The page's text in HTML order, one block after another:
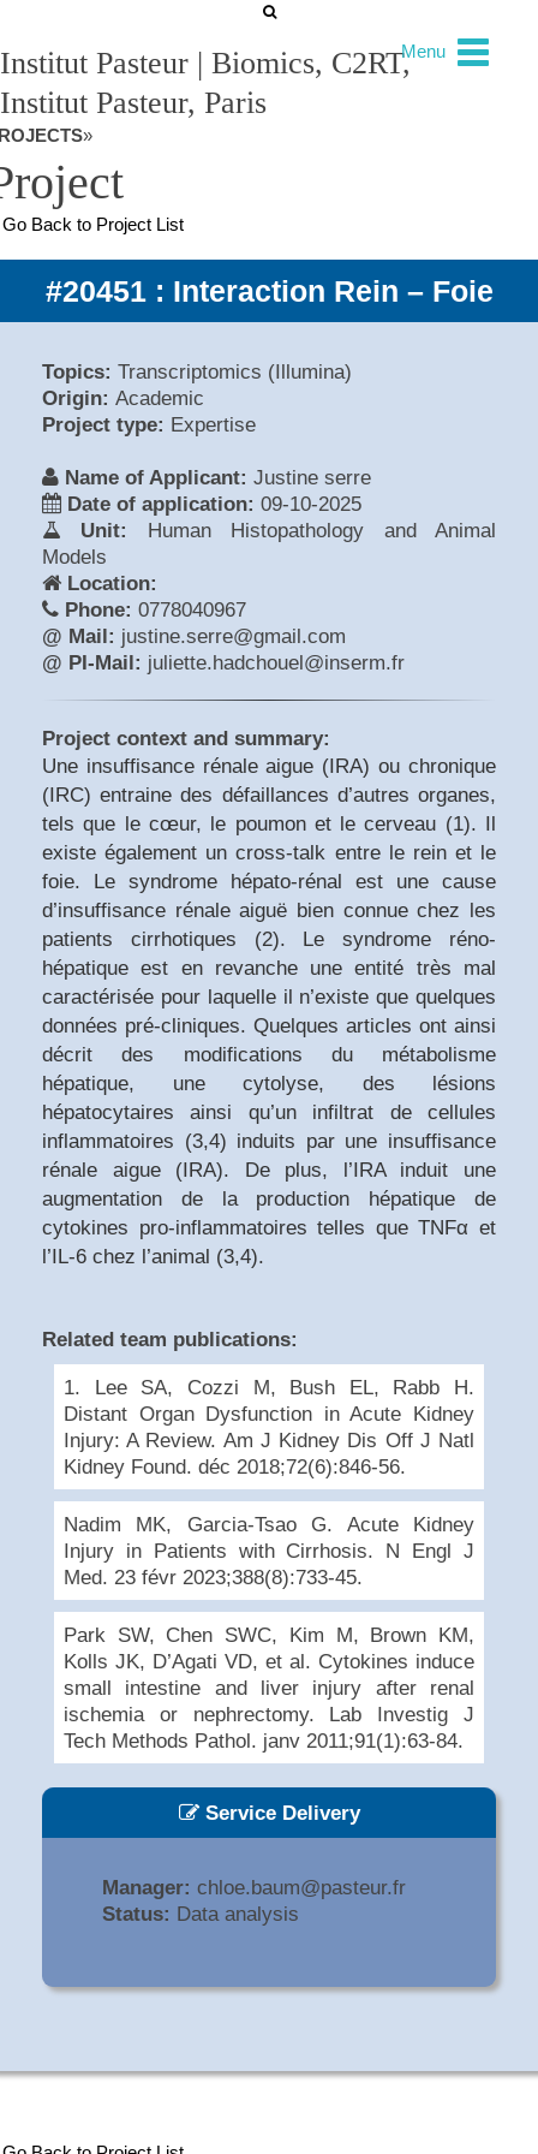
Menu
Institut Pasteur | Biomics, C2RT,
Institut Pasteur, Paris
»
Back to Project List
#20451 : Interaction Rein – Foie
Topics: Transcriptomics (Illumina)
Origin: Academic
Project type: Expertise
Name of Applicant: Justine serre
Date of application: 09-10-2025
Unit: Human Histopathology and Animal
Models
Location:
Phone: 0778040967
@ Mail: justine.serre@gmail.com
@ PI-Mail: juliette.hadchouel@inserm.fr
Project context and summary:
Une insuffisance rénale aigue (IRA) ou chronique
(IRC) entraine des défaillances d’autres organes,
tels que le cœur, le poumon et le cerveau (1). Il
existe également un cross-talk entre le rein et le
foie. Le syndrome hépato-rénal est une cause
d’insuffisance rénale aiguë bien connue chez les
patients cirrhotiques (2). Le syndrome réno-
hépatique est en revanche une entité très mal
caractérisée pour laquelle il n’existe que quelques
données pré-cliniques. Quelques articles ont ainsi
décrit des modifications du métabolisme
hépatique, une cytolyse, des lésions
hépatocytaires ainsi qu’un infiltrat de cellules
inflammatoires (3,4) induits par une insuffisance
rénale aigue (IRA). De plus, l’IRA induit une
augmentation de la production hépatique de
cytokines pro-inflammatoires telles que TNFα et
l’IL-6 chez l’animal (3,4).
Related team publications:
1. Lee SA, Cozzi M, Bush EL, Rabb H.
Distant Organ Dysfunction in Acute Kidney
Injury: A Review. Am J Kidney Dis Off J Natl
Kidney Found. déc 2018;72(6):846‑56.
Nadim MK, Garcia-Tsao G. Acute Kidney
Injury in Patients with Cirrhosis. N Engl J
Med. 23 févr 2023;388(8):733‑45.
Park SW, Chen SWC, Kim M, Brown KM,
Kolls JK, D’Agati VD, et al. Cytokines induce
small intestine and liver injury after renal
ischemia or nephrectomy. Lab Investig J
Tech Methods Pathol. janv 2011;91(1):63‑84.
Service Delivery
Manager: chloe.baum@pasteur.fr
Status: Data analysis